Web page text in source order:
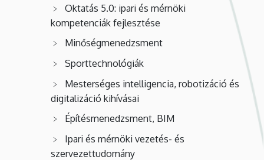
Oktatás 5.0: ipari és mérnöki
kompetenciák fejlesztése
Minőségmenedzsment
Sporttechnológiák
Mesterséges intelligencia, robotizáció és
digitalizáció kihívásai
Építésmenedzsment, BIM
Ipari és mérnöki vezetés- és
szervezettudomány